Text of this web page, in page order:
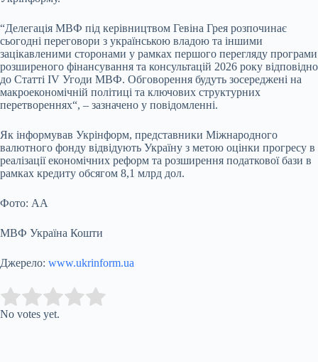
“Делегація МВФ під керівництвом Гевіна Грея розпочинає
сьогодні переговори з українською владою та іншими
зацікавленими сторонами у рамках першого перегляду програми
розширеного фінансування та консультацій 2026 року відповідно
до Статті IV Угоди МВФ. Обговорення будуть зосереджені на
макроекономічній політиці та ключових структурних
перетвореннях“, – зазначено у повідомленні.
Як інформував Укрінформ, представники Міжнародного
валютного фонду відвідують Україну з метою оцінки прогресу в
реалізації економічних реформ та розширення податкової бази в
рамках кредиту обсягом 8,1 млрд дол.
Фото: АА
МВФ Україна Кошти
Джерело: www.ukrinform.ua
Rate this item:
No votes yet.